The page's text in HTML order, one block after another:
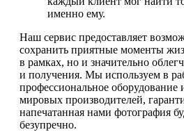
именно ему.
Наш сервис предоставляет
сохранить приятные моменты
в рамках, но и значительно
и получения. Мы используем в
профессиональное
мировых производителей,
напечатанная нами фотография
безупречно.